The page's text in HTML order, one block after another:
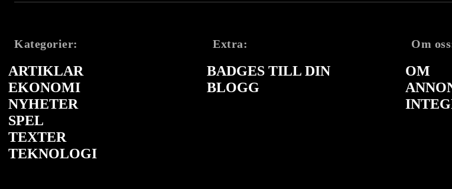
Kategorier:
ARTIKLAR
EKONOMI
NYHETER
SPEL
TEXTER
TEKNOLOGI
Extra:
BADGES TILL DIN
BLOGG
Om
OM